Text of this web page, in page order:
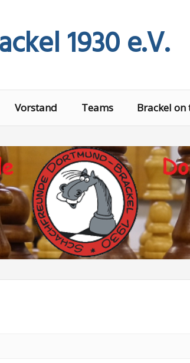
1930 e.V.
Vorstand Teams Brackel on